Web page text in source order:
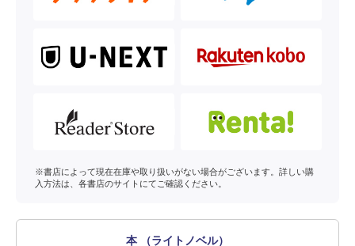
※書店によって現在在庫や取り扱いがない場合がございます。詳しい購
入方法は、各書店のサイトにてご確認ください。
本 （ライトノベル）